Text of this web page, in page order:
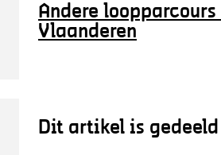
Andere loopparcours
Vlaanderen
Dit artikel is